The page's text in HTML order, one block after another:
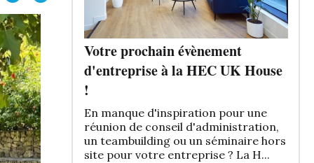
Votre prochain évènement
d'entreprise à la HEC UK House
!
En manque d'inspiration pour une
réunion de conseil d'administration,
un teambuilding ou un séminaire hors
site pour votre entreprise ? La H...